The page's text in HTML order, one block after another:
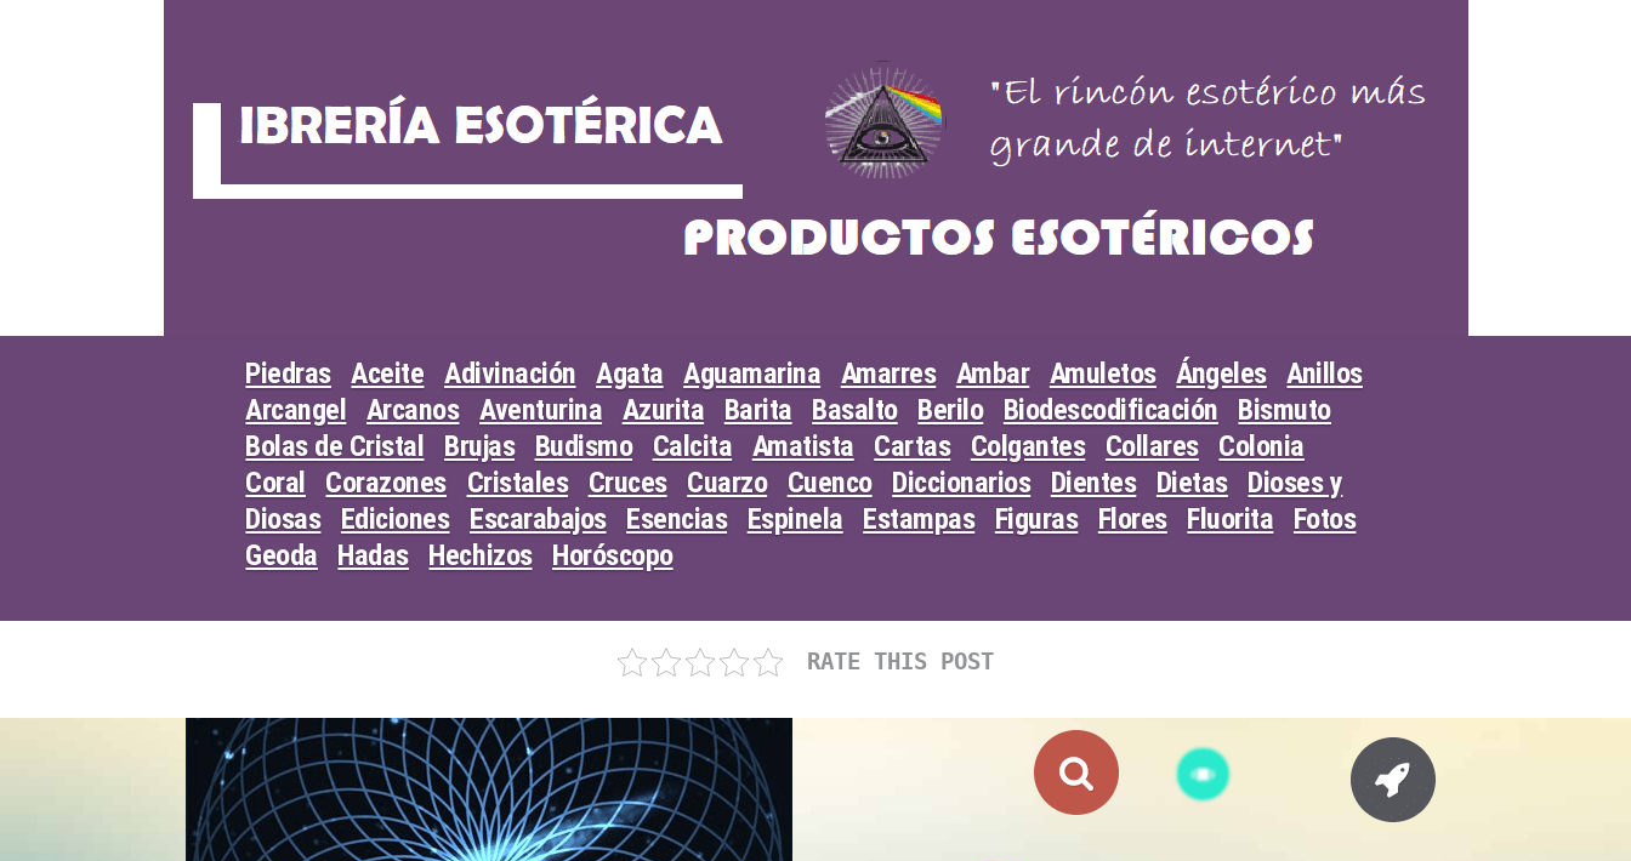
Piedras Aceite Adivinación Agata Aguamarina Amarres Ambar Amuletos Ángeles Anillos
Arcangel
Arcanos Aventurina Azurita Barita Basalto Berilo Biodescodificación
Bismuto
Bolas de Cristal
Brujas Budismo Calcita Amatista Cartas Colgantes Collares
Colonia
Coral
Corazones Cristales Cruces Cuarzo Cuenco Diccionarios Dientes Dietas
Dioses y
Diosas
Ediciones Escarabajos Esencias Espinela Estampas Figuras Flores Fluorita
Fotos
Geoda
Hadas Hechizos Horóscopo
RATE THIS POST